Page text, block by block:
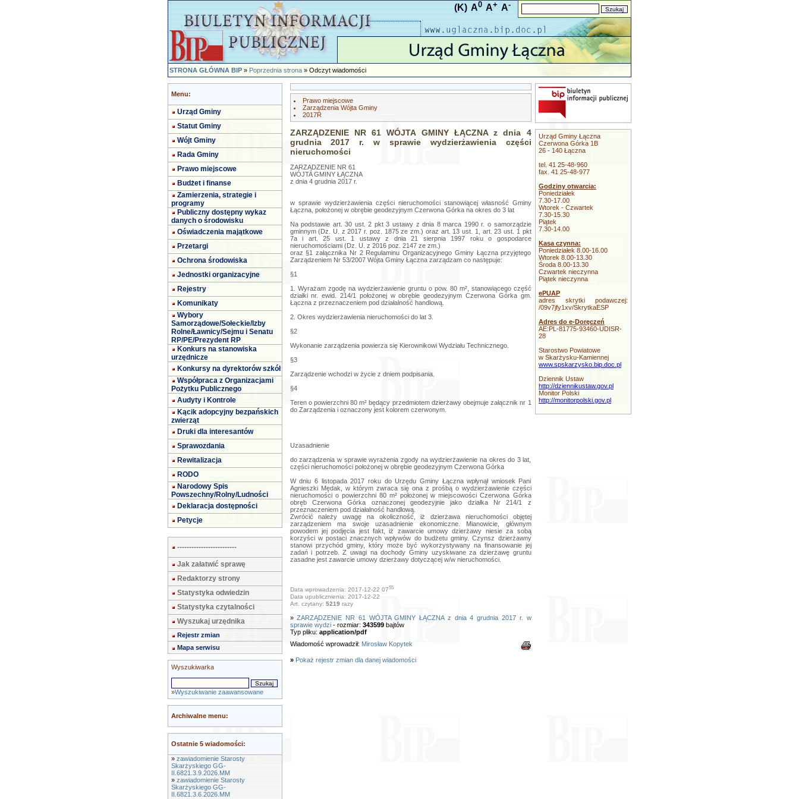
(K) A0 A+ A-
STRONA GŁÓWNA BIP»Poprzednia strona» Odczyt wiadomości
Menu:
Urząd Gminy
Statut Gminy
Wójt Gminy
Rada Gminy
Prawo miejscowe
Budżet i finanse
Zamierzenia, strategie i
programy
Publiczny dostępny wykaz
danych o środowisku
Oświadczenia majątkowe
Przetargi
Ochrona środowiska
Jednostki organizacyjne
Rejestry
Komunikaty
Wybory
Samorządowe/Sołeckie/Izby
Rolne/Ławnicy/Sejmu i Senatu
RP/PE/Prezydent RP
Konkurs na stanowiska
urzędnicze
Konkursy na dyrektorów szkół
Współpraca z Organizacjami
Pożytku Publicznego
Audyty i Kontrole
Kącik adopcyjny bezpańskich
zwierząt
Druki dla interesantów
Sprawozdania
Rewitalizacja
RODO
Narodowy Spis
Powszechny/Rolny/Ludności
Deklaracja dostępności
Petycje
-------------------------
Jak załatwić sprawę
Redaktorzy strony
Statystyka odwiedzin
Statystyka czytalności
Wyszukaj urzędnika
Rejestr zmian
Mapa serwisu
Wyszukiwarka
»Wyszukiwanie zaawansowane
Archiwalne menu:
Ostatnie 5 wiadomości:
» zawiadomienie Starosty
Skarżyskiego GG-
II.6821.3.9.2026.MM
» zawiadomienie Starosty
Skarżyskiego GG-
II.6821.3.6.2026.MM
Prawo miejscowe
Zarządzenia Wójta Gminy
2017R
ZARZĄDZENIE NR 61 WÓJTA GMINY ŁĄCZNA z dnia 4
grudnia 2017 r. w sprawie wydzierżawienia części
nieruchomości
ZARZĄDZENIE NR 61
WÓJTA GMINY ŁĄCZNA
z dnia 4 grudnia 2017 r.
w sprawie wydzierżawienia części nieruchomości stanowiącej własność Gminy
Łączna, położonej w obrębie geodezyjnym Czerwona Górka na okres do 3 lat
Na podstawie art. 30 ust. 2 pkt 3 ustawy z dnia 8 marca 1990 r. o samorządzie
gminnym (Dz. U. z 2017 r. poz. 1875 ze zm.) oraz art. 13 ust. 1, art. 23 ust. 1 pkt
7a i art. 25 ust. 1 ustawy z dnia 21 sierpnia 1997 roku o gospodarce
nieruchomościami (Dz. U. z 2016 poz. 2147 ze zm.)
oraz §1 załącznika Nr 2 Regulaminu Organizacyjnego Gminy Łączna przyjętego
Zarządzeniem Nr 53/2007 Wójta Gminy Łączna zarządzam co następuje:
§1
1. Wyrażam zgodę na wydzierżawienie gruntu o pow. 80 m², stanowiącego część
działki nr. ewid. 214/1 położonej w obrębie geodezyjnym Czerwona Górka gm.
Łączna z przeznaczeniem pod działalność handlową.
2. Okres wydzierżawienia nieruchomości do lat 3.
§2
Wykonanie zarządzenia powierza się Kierownikowi Wydziału Technicznego.
§3
Zarządzenie wchodzi w życie z dniem podpisania.
§4
Teren o powierzchni 80 m² będący przedmiotem dzierżawy obejmuje załącznik nr 1
do Zarządzenia i oznaczony jest kolorem czerwonym.
Uzasadnienie
do zarządzenia w sprawie wyrażenia zgody na wydzierżawienie na okres do 3 lat,
części nieruchomości położonej w obrębie geodezyjnym Czerwona Górka
W dniu 6 listopada 2017 roku do Urzędu Gminy Łączna wpłynął wniosek Pani
Agnieszki Mędak, w którym zwraca się ona z prośbą o wydzierżawienie części
nieruchomości o powierzchni 80 m² położonej w miejscowości Czerwona Górka
obręb Czerwona Górka oznaczonej geodezyjnie jako działka Nr 214/1 z
przeznaczeniem pod działalność handlową.
Zwrócić należy uwagę na okoliczność, iż dzierżawa nieruchomości objętej
zarządzeniem ma swoje uzasadnienie ekonomiczne. Mianowicie, głównym
powodem jej podjęcia jest fakt, iż zawarcie umowy dzierżawy niesie za sobą
korzyści w postaci znacznych wpływów do budżetu gminy. Czynsz dzierżawny
stanowi przychód gminy, który może być wykorzystywany na finansowanie jej
zadań i potrzeb. Z uwagi na dochody Gminy uzyskiwane za dzierżawę gruntu
zasadne jest zawarcie umowy dzierżawy dotyczącej w/w nieruchomości.
Data wprowadzenia: 2017-12-22 0755
Data upublicznienia: 2017-12-22
Art. czytany: 5219 razy
»ZARZĄDZENIE NR 61 WÓJTA GMINY ŁĄCZNA z dnia 4 grudnia 2017 r. w
sprawie wydzi- rozmiar: 343599bajtów
Typ pliku: application/pdf
Wiadomość wprowadził: Mirosław Kopytek
» Pokaż rejestr zmian dla danej wiadomości
Urząd Gminy Łączna
Czerwona Górka 1B
26 - 140 Łączna
tel. 41 25-48-960
fax. 41 25-48-977
Godziny otwarcia:
Poniedziałek
7.30-17.00
Wtorek - Czwartek
7.30-15.30
Piątek
7.30-14.00
Kasa czynna:
Poniedziałek 8.00-16.00
Wtorek 8.00-13.30
Środa 8.00-13.30
Czwartek nieczynna
Piątek nieczynna
ePUAP
adres skrytki podawczej:
/09v7jfy1xv/SkrytkaESP
Adres do e-Doręczeń
AE:PL-81775-93460-UDISR-
28
Starostwo Powiatowe
w Skarżysku-Kamiennej
www.spskarzysko.bip.doc.pl
Dziennik Ustaw
http://dziennikustaw.gov.pl
Monitor Polski
http://monitorpolski.gov.pl